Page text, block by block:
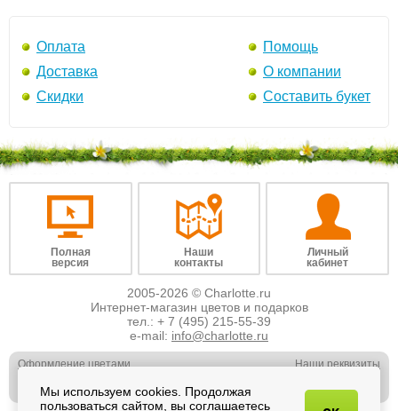
Оплата
Доставка
Скидки
Помощь
О компании
Составить букет
Полная
версия
Наши
контакты
Личный
кабинет
2005-2026 © Charlotte.ru
Интернет-магазин цветов и подарков
тел.: + 7 (495) 215-55-39
e-mail: info@charlotte.ru
Оформление цветами
Свадебная флористика
Наши реквизиты
Отзывы о нас
Мы используем cookies. Продолжая
пользоваться сайтом, вы соглашаетесь